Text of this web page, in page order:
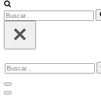
Buscar...
Buscar...
Menú
de
Menú